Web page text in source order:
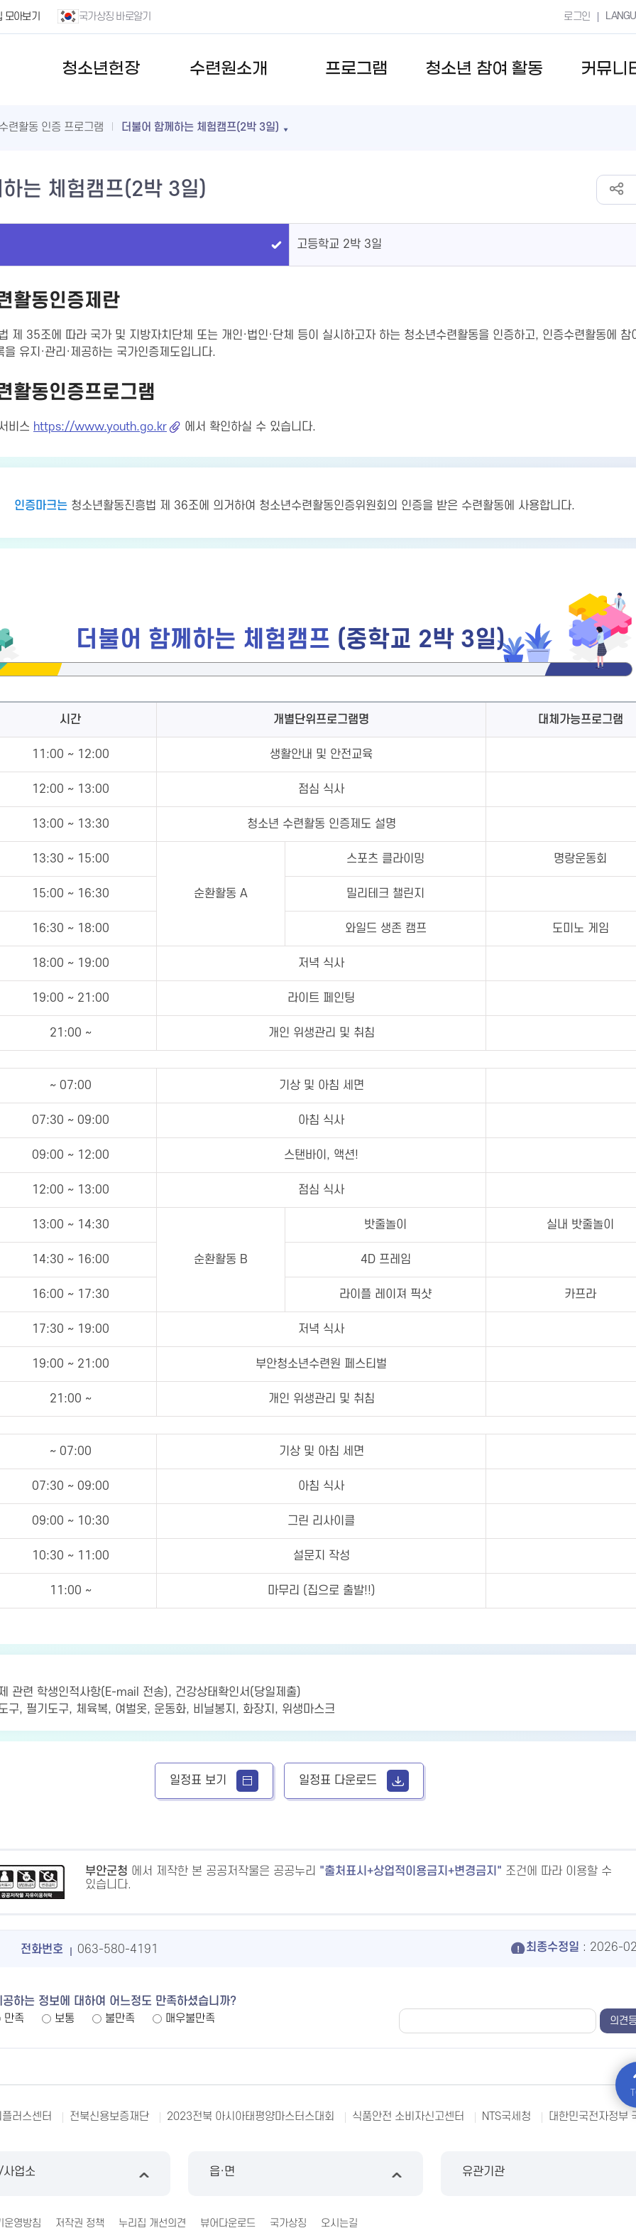
모아보기 국가상징 바로알기 로그인
청소년헌장 수련원소개 프로그램 청소년 참여 활동 커뮤니
련활동 인증 프로그램 더불어 함께하는 체험캠프(2박 3일)
는 체험캠프(2박 3일)
고등학교 2박 3일
활동인증제란
제 35조에 따라 국가 및 지방자치단체 또는 개인·법인·단체 등이 실시하고자 하는 청소년수련활동을 인증하고, 인증수련활동에 참
유지·관리·제공하는 국가인증제도입니다.
활동인증프로그램
비스 https://www.youth.go.kr 에서 확인하실 수 있습니다.
인증마크는 청소년활동진흥법 제 36조에 의거하여 청소년수련활동인증위원회의 인증을 받은 수련활동에 사용합니다.
더불어 함께하는 체험캠프 (중학교 2박 3일)
시간 개별단위프로그램명 대체가능프로그램
11:00 ~ 12:00 생활안내 및 안전교육
12:00 ~ 13:00 점심 식사
13:00 ~ 13:30 청소년 수련활동 인증제도 설명
13:30 ~ 15:00
순환활동 A
스포츠 클라이밍 명랑운동회
15:00 ~ 16:30 밀리테크 챌린지
16:30 ~ 18:00 와일드 생존 캠프 도미노 게임
18:00 ~ 19:00 저녁 식사
19:00 ~ 21:00 라이트 페인팅
21:00 ~ 개인 위생관리 및 취침
~ 07:00 기상 및 아침 세면
07:30 ~ 09:00 아침 식사
09:00 ~ 12:00 스탠바이, 액션!
12:00 ~ 13:00 점심 식사
13:00 ~ 14:30
순환활동 B
밧줄놀이 실내 밧줄놀이
14:30 ~ 16:00 4D 프레임
16:00 ~ 17:30 라이플 레이져 픽샷 카프라
17:30 ~ 19:00 저녁 식사
19:00 ~ 21:00 부안청소년수련원 페스티벌
21:00 ~ 개인 위생관리 및 취침
~ 07:00 기상 및 아침 세면
07:30 ~ 09:00 아침 식사
09:00 ~ 10:30 그린 리사이클
10:30 ~ 11:00 설문지 작성
11:00 ~ 마무리 (집으로 출발!!)
관련 학생인적사항(E-mail 전송), 건강상태확인서(당일제출)
구, 필기도구, 체육복, 여벌옷, 운동화, 비닐봉지, 화장지, 위생마스크
일정표 보기 일정표 다운로드
부안군청 에서 제작한 본 공공저작물은 공공누리 출처표시+상업적이용금지+변경금지
조건에 따라 이용할 수
있습니다.
전화번호 063-580-4191 최종수정일 : 2026-
하는 정보에 대하여 어느정도 만족하셨습니까?
만족
보통 불만족 매우불만족
러스센터 전북신용보증재단 2023전북 아시아태평양마스터스대회 식품안전 소비자신고센터 NTS국세청 대한민국전자정부
업소 읍·면 유관기관
운영방침 저작권 정책 누리집 개선의견 뷰어다운로드 국가상징 오시는길